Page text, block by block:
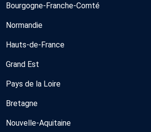
Bourgogne-Franche-Comté
Normandie
Hauts-de-France
Grand Est
Pays de la Loire
Bretagne
Nouvelle-Aquitaine